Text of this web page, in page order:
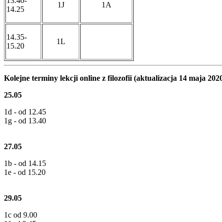
14.25
1J 1A
14.35-
15.20
1L
Kolejne terminy lekcji online z filozofii (aktualizacja 14 maja
25.05
1d - od 12.45
1g - od 13.40
27.05
1b - od 14.15
1e - od 15.20
29.05
1c od 9.00